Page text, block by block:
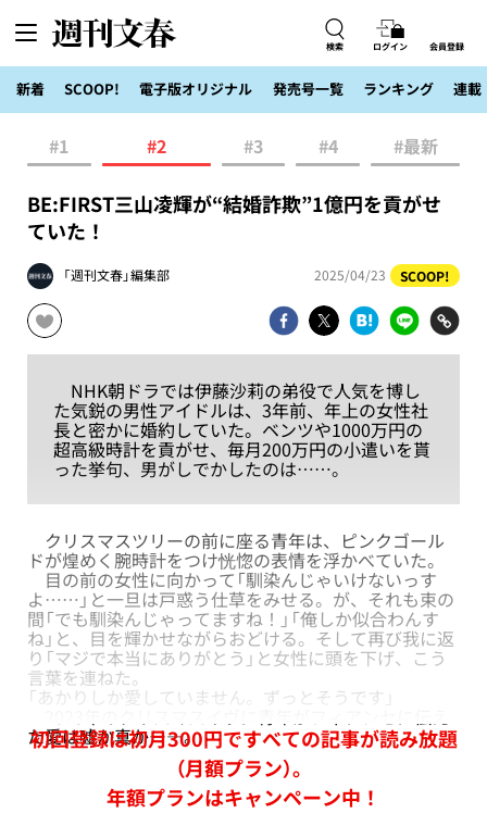
検索 ログイン 会員登録
新着 SCOOP! 電子版オリジナル 発売号一覧 ランキング 連載
#1 #2 #3 #4 #最新
BE:FIRST三山凌輝が“結婚詐欺”1億円を貢がせ
ていた！
「週刊文春」編集部 2025/04/23 SCOOP!
NHK朝ドラでは伊藤沙莉の弟役で人気を博し
た気鋭の男性アイドルは、3年前、年上の女性社
長と密かに婚約していた。ベンツや1000万円の
超高級時計を貢がせ、毎月200万円の小遣いを貰
った挙句、男がしでかしたのは……。
クリスマスツリーの前に座る青年は、ピンクゴール
ドが煌めく腕時計をつけ恍惚の表情を浮かべていた。
目の前の女性に向かって「馴染んじゃいけないっす
よ……」と一旦は戸惑う仕草をみせる。が、それも束の
間「でも馴染んじゃってますね！」「俺しか似合わんす
ね」と、目を輝かせながらおどける。そして再び我に返
り「マジで本当にありがとう」と女性に頭を下げ、こう
言葉を連ねた。
「あかりしか愛していません。ずっとそうです」
た愛は嘘か真か――。
初回登録は初月300円ですべての記事が読み放題
（月額プラン）。
年額プランはキャンペーン中！